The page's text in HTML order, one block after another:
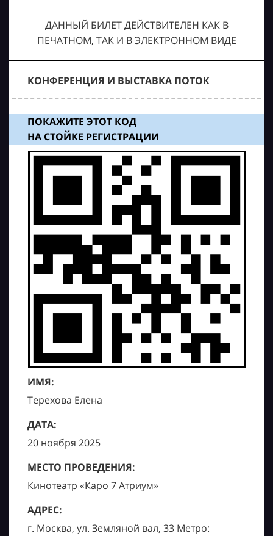
ДАННЫЙ БИЛЕТ ДЕЙСТВИТЕЛЕН КАК В
ПЕЧАТНОМ, ТАК И В ЭЛЕКТРОННОМ ВИДЕ
КОНФЕРЕНЦИЯ И ВЫСТАВКА ПОТОК
ПОКАЖИТЕ ЭТОТ КОД
НА СТОЙКЕ РЕГИСТРАЦИИ
ИМЯ:
Терехова Елена
ДАТА:
20 ноября 2025
МЕСТО ПРОВЕДЕНИЯ:
Кинотеатр «Каро 7 Атриум»
АДРЕС:
г. Москва, ул. Земляной вал, 33 Метро: